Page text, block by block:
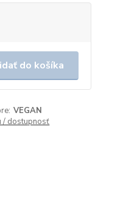
do košíka
VEGAN
/ dostupnosť